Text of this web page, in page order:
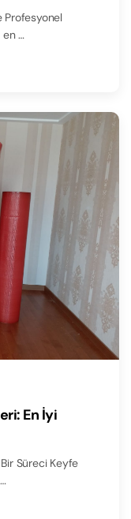
Profesyonel
en …
En İyi
Süreci Keyfe